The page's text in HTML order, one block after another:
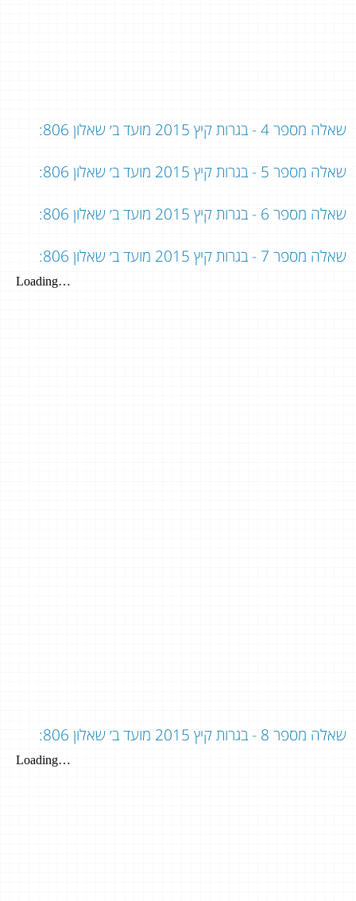
שאלה מספר 4 - בגרות קיץ 2015 מועד ב׳ שאלון 806:
שאלה מספר 5 - בגרות קיץ 2015 מועד ב׳ שאלון 806:
שאלה מספר 6 - בגרות קיץ 2015 מועד ב׳ שאלון 806:
שאלה מספר 7 - בגרות קיץ 2015 מועד ב׳ שאלון 806:
שאלה מספר 8 - בגרות קיץ 2015 מועד ב׳ שאלון 806: